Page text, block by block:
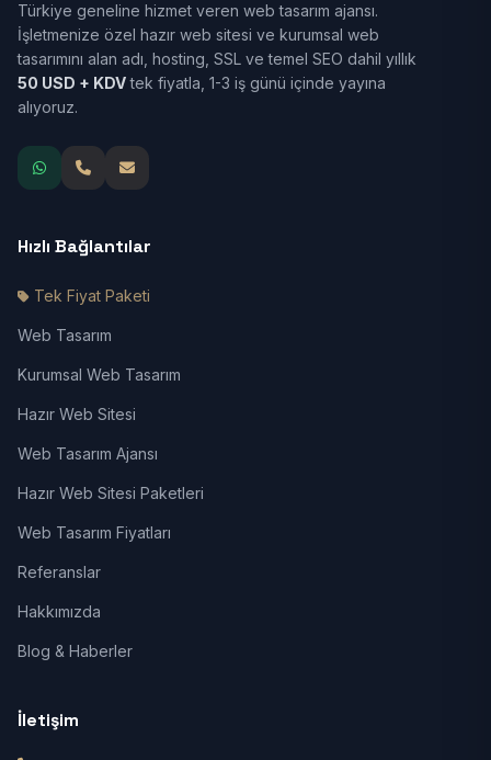
Türkiye geneline hizmet veren web tasarım ajansı.
İşletmenize özel hazır web sitesi ve kurumsal web
tasarımını alan adı, hosting, SSL ve temel SEO dahil yıllık
50 USD + KDVtek fiyatla, 1-3 iş günü içinde yayına
alıyoruz.
Hızlı Bağlantılar
Tek Fiyat Paketi
Web Tasarım
Kurumsal Web Tasarım
Hazır Web Sitesi
Web Tasarım Ajansı
Hazır Web Sitesi Paketleri
Web Tasarım Fiyatları
Referanslar
Hakkımızda
Blog & Haberler
İletişim